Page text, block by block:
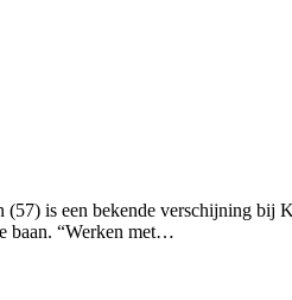
(57) is een bekende verschijning
baan. “Werken met…